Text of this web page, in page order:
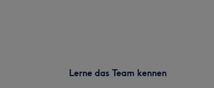
Lerne das Team kennen